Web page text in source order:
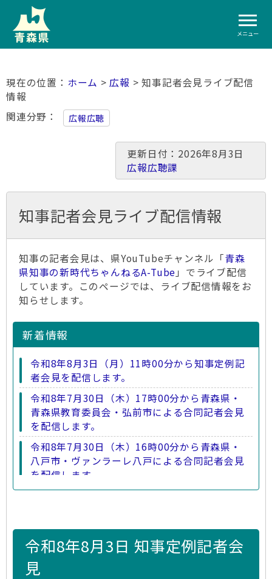
メニュー
ホーム >広報 > 知事記者会見ライブ配信
情報
関連分野
広報広聴
更新日付：2026年8月3日
広報広聴課
知事記者会見ライブ配信情報
知事の記者会見は、県YouTubeチャンネル「青森
県知事の新時代ちゃんねるA-Tube 」でライブ配信
しています。このページでは、ライブ配信情報をお
知らせします。
新着情報
令和8年8月3日（月）11時00分から知事定例記
者会見を配信します。
令和8年7月30日（木）17時00分から青森県・
青森県教育委員会・弘前市による合同記者会見
を配信します。
令和8年7月30日（木）16時00分から青森県・
八戸市・ヴァンラーレ八戸による合同記者会見
を配信します。
令和8年8月3日 知事定例記者会
見